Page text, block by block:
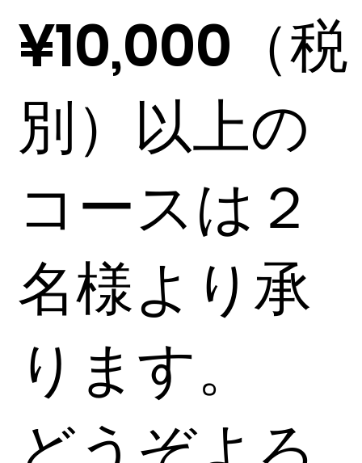
¥10,000（税
別）以上の
コースは２
名様より承
ります。